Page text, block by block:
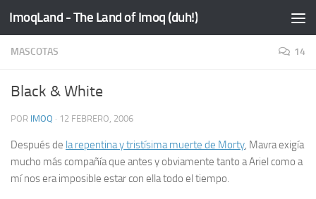
Saltar al contenido
ImoqLand - The Land of Imoq (duh!)
MASCOTAS 14
Black & White
POR IMOQ · 12 FEBRERO, 2006
Después de la repentina y tristísima muerte de Morty, Mavra exigía
mucho más compañía que antes y obviamente tanto a Ariel como a
mí nos era imposible estar con ella todo el tiempo.